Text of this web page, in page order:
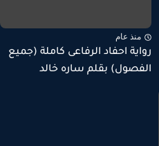
منذ عام
رواية احفاد الرفاعى كاملة (جميع
الفصول) بقلم ساره خالد